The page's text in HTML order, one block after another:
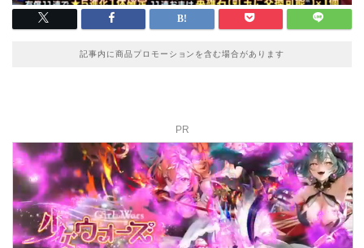
記事内に商品プロモーションを含む場合があります
PR